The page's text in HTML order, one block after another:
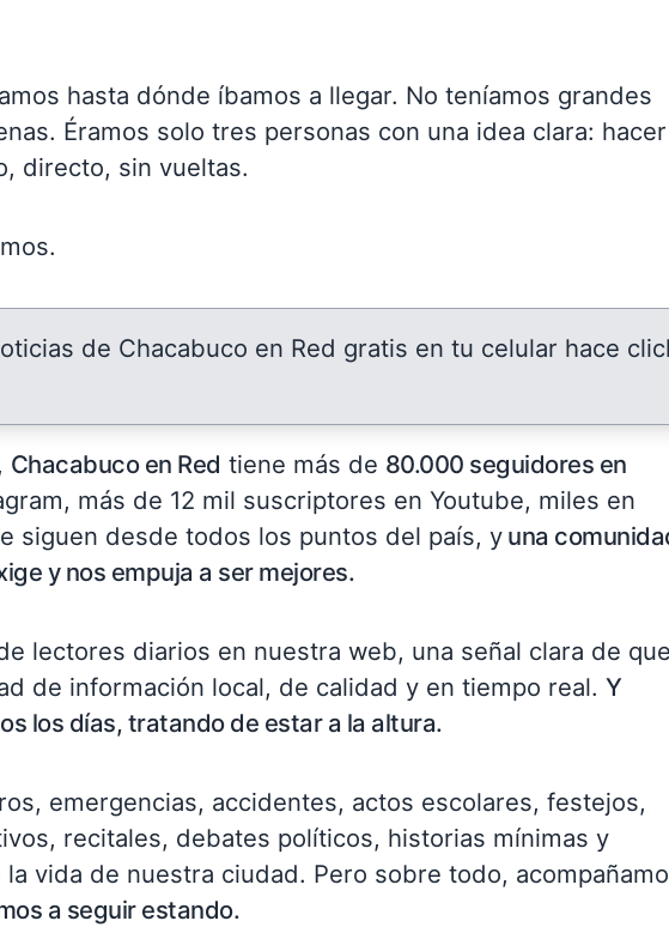
hasta dónde íbamos a llegar. No teníamos grandes
Éramos solo tres personas con una idea clara: hacer
directo, sin vueltas.
de Chacabuco en Red gratis en tu celular hace
Chacabuco en Red tiene más de 80.000 seguidores en
más de 12 mil suscriptores en Youtube, miles en
siguen desde todos los puntos del país, y una
y nos empuja a ser mejores.
lectores diarios en nuestra web, una señal clara de que
de información local, de calidad y en tiempo real. Y
los días, tratando de estar a la altura.
emergencias, accidentes, actos escolares, festejos,
recitales, debates políticos, historias mínimas y
vida de nuestra ciudad. Pero sobre todo,
a seguir estando.